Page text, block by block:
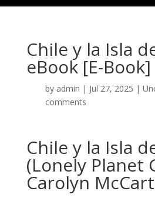
Chile y la Isla
eBook [E-Book]
by admin | Jul 27, 2025 |
comments
Chile y la Isla
(Lonely Planet
Carolyn